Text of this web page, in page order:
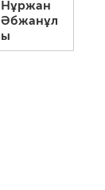
Нұржан
Әбжанұл
ы